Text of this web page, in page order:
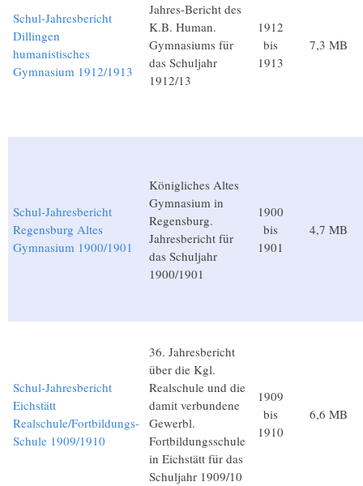
Schul-Jahresbericht
Dillingen
humanistisches
Gymnasium 1912/1913
Jahres-Bericht des
K.B. Human.
Gymnasiums für
das Schuljahr
1912/13
1912
bis
1913
7,3 MB
Schul-Jahresbericht
Regensburg Altes
Gymnasium 1900/1901
Königliches Altes
Gymnasium in
Regensburg.
Jahresbericht für
das Schuljahr
1900/1901
1900
bis
1901
4,7 MB
Schul-Jahresbericht
Eichstätt
Realschule/Fortbildungs-
Schule 1909/1910
36. Jahresbericht
über die Kgl.
Realschule und die
damit verbundene
Gewerbl.
Fortbildungsschule
in Eichstätt für das
Schuljahr 1909/10
1909
bis
1910
6,6 MB